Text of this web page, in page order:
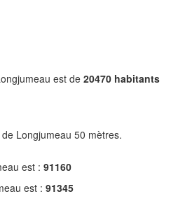
est de20470 habitants
Longjumeau 50 mètres.
est : 91160
est : 91345